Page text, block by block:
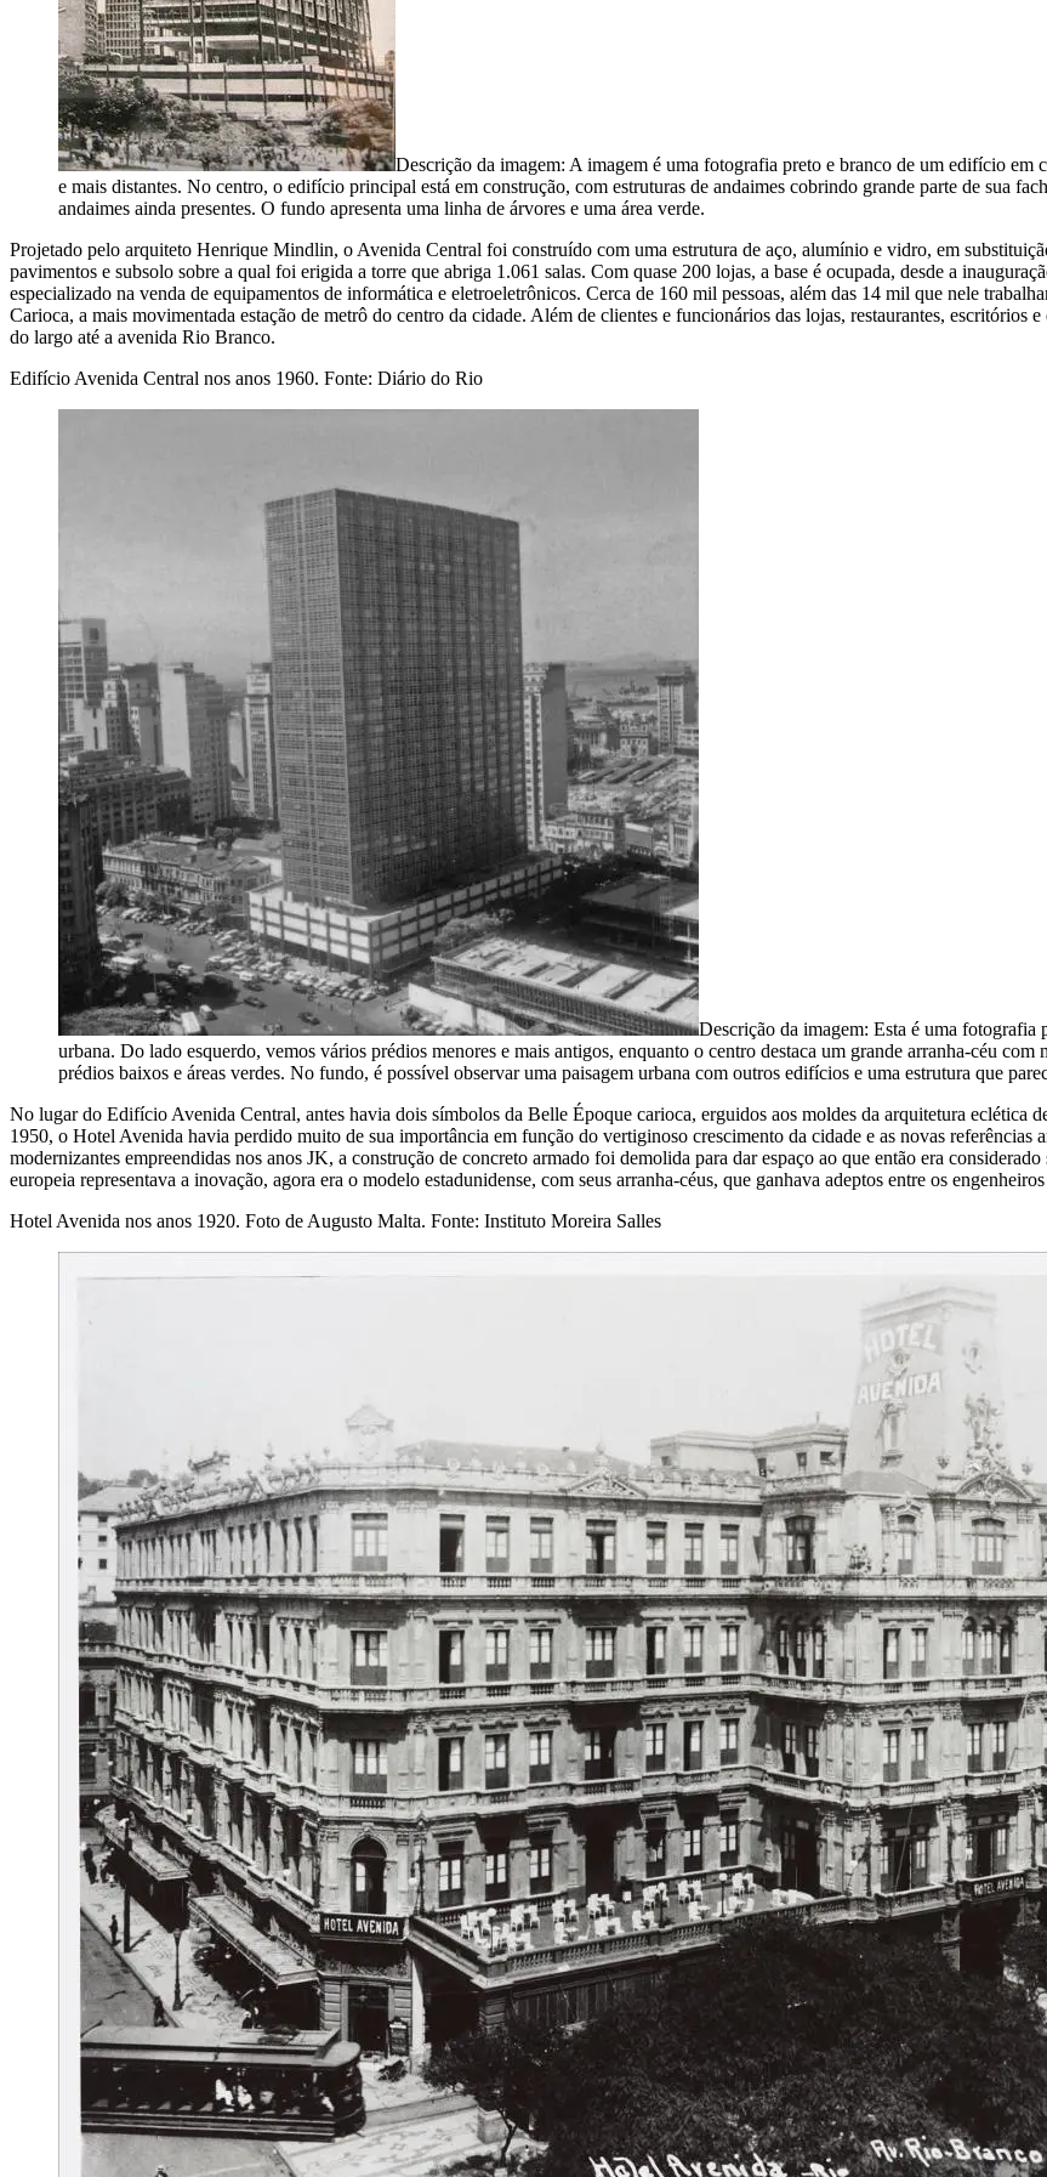
Descrição da imagem: A imagem é uma fotografia preto e branco de um edifício em
e mais distantes. No centro, o edifício principal está em construção, com estruturas de andaimes cobrindo grande parte de sua
andaimes ainda presentes. O fundo apresenta uma linha de árvores e uma área verde.
Projetado pelo arquiteto Henrique Mindlin, o Avenida Central foi construído com uma estrutura de aço, alumínio e vidro, em
pavimentos e subsolo sobre a qual foi erigida a torre que abriga 1.061 salas. Com quase 200 lojas, a base é ocupada, desde a
especializado na venda de equipamentos de informática e eletroeletrônicos. Cerca de 160 mil pessoas, além das 14 mil que nele
Carioca, a mais movimentada estação de metrô do centro da cidade. Além de clientes e funcionários das lojas, restaurantes, escritórios
do largo até a avenida Rio Branco.
Edifício Avenida Central nos anos 1960. Fonte: Diário do Rio
Descrição da imagem: Esta é uma fotografia
urbana. Do lado esquerdo, vemos vários prédios menores e mais antigos, enquanto o centro destaca um grande arranha-céu
prédios baixos e áreas verdes. No fundo, é possível observar uma paisagem urbana com outros edifícios e uma estrutura que
No lugar do Edifício Avenida Central, antes havia dois símbolos da Belle Époque carioca, erguidos aos moldes da arquitetura eclética
1950, o Hotel Avenida havia perdido muito de sua importância em função do vertiginoso crescimento da cidade e as novas referências
modernizantes empreendidas nos anos JK, a construção de concreto armado foi demolida para dar espaço ao que então era
europeia representava a inovação, agora era o modelo estadunidense, com seus arranha-céus, que ganhava adeptos entre os
Hotel Avenida nos anos 1920. Foto de Augusto Malta. Fonte: Instituto Moreira Salles